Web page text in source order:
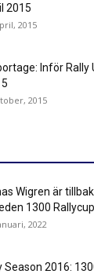
2015
2015
Inför Rally
2015
Wigren är
1300 Rallycup
2022
Season 2016: